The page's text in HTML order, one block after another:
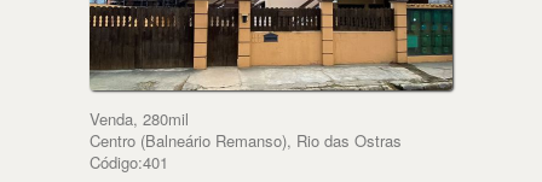
Venda, 280mil
Centro (Balneário Remanso), Rio das Ostras
Código:401